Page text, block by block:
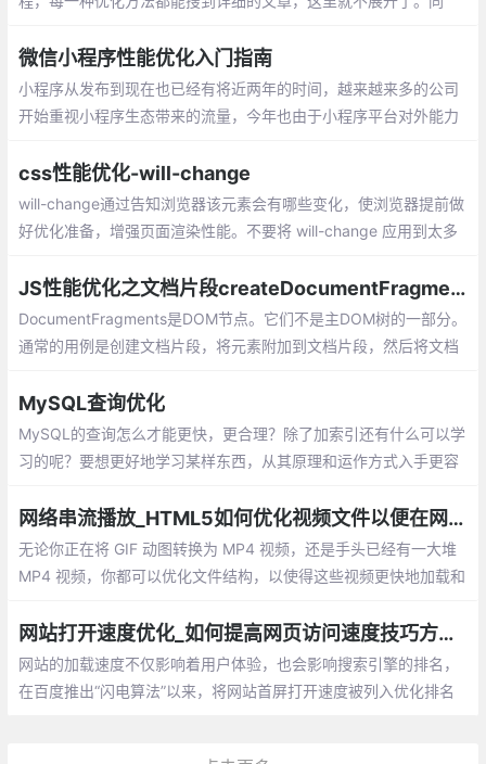
验。符合预期。
微信小程序性能优化入门指南
小程序从发布到现在也已经有将近两年的时间，越来越来多的公司
开始重视小程序生态带来的流量，今年也由于小程序平台对外能力
也自主的投入到小程序的开发当中
css性能优化-will-change
will-change通过告知浏览器该元素会有哪些变化，使浏览器提前做
好优化准备，增强页面渲染性能。不要将 will-change 应用到太多
JS性能优化之文档片段createDocumentFragment
DocumentFragments是DOM节点。它们不是主DOM树的一部分。
通常的用例是创建文档片段，将元素附加到文档片段，然后将文档
代替。因为文档片段存在于内存中，并不在DOM树中
MySQL查询优化
MySQL的查询怎么才能更快，更合理？除了加索引还有什么可以学
习的呢？要想更好地学习某样东西，从其原理和运作方式入手更容
网络串流播放_HTML5如何优化视频文件以便在网络上更快地串流播放
无论你正在将 GIF 动图转换为 MP4 视频，还是手头已经有一大堆
MP4 视频，你都可以优化文件结构，以使得这些视频更快地加载和
送额外的 HTTP range request 请求来搜寻和定位 moovatom 网站打开速度优化_如何提高网页访问速度技巧方法总结
网站的加载速度不仅影响着用户体验，也会影响搜索引擎的排名，
在百度推出“闪电算法”以来，将网站首屏打开速度被列入优化排名